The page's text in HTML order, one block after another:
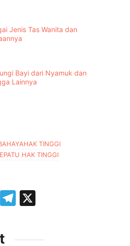
Jenis Tas Wanita dan
Bayi dari Nyamuk dan
Lainnya
HAK TINGGI
HAK TINGGI
W
at
T